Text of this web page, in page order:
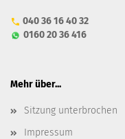
040 36 16 40 32
0160 20 36 416
Mehr über...
Sitzung unterbrochen
Impressum